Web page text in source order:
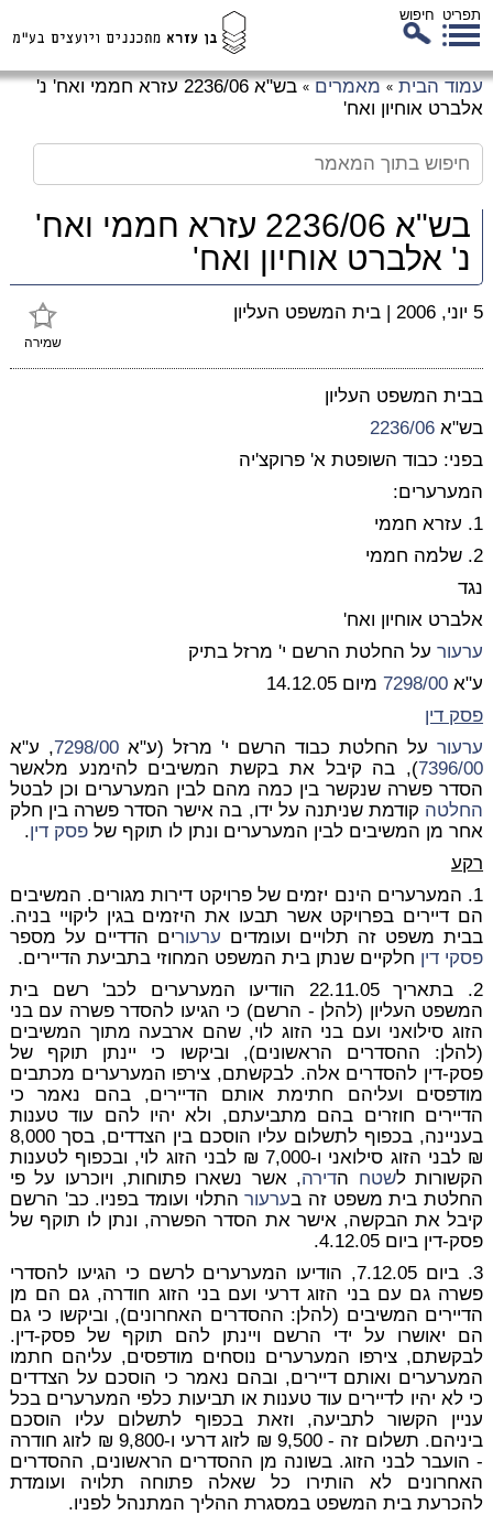
תפריט חיפוש
עמוד הבית » מאמרים »
בש"א 2236/06 עזרא חממי ואח' נ'
אלברט אוחיון ואח'
בש"א 2236/06 עזרא חממי ואח'
נ' אלברט אוחיון ואח'
שמירה
5 יוני, 2006 | בית המשפט העליון
בבית המשפט העליון
בש"א 2236/06
בפני: כבוד השופטת א' פרוקצ'יה
המערערים:
1. עזרא חממי
2. שלמה חממי
נגד
אלברט אוחיון ואח'
ערעורעל החלטת הרשם י' מרזל בתיק
ע"א 7298/00מיום 14.12.05
פסק דין
ערעורעל החלטת כבוד הרשם י' מרזל (ע"א7298/00, ע"א
7396/00), בה קיבל את בקשת המשיבים להימנע מלאשר
הסדר פשרה שנקשר בין כמה מהם לבין המערערים וכן לבטל
החלטה קודמת שניתנה על ידו, בה אישר הסדר פשרה בין חלק
אחר מן המשיבים לבין המערערים ונתן לו תוקף של פסק דין.
רקע
1. המערערים הינם יזמים של פרויקט דירות מגורים. המשיבים
הם דיירים בפרויקט אשר תבעו את היזמים בגין ליקויי בניה.
בבית משפט זה תלויים ועומדים ערעורים הדדיים על מספר
פסקי דין חלקיים שנתן בית המשפט המחוזי בתביעת הדיירים.
2. בתאריך 22.11.05 הודיעו המערערים לכב' רשם בית
המשפט העליון (להלן - הרשם) כי הגיעו להסדר פשרה עם בני
הזוג סילואני ועם בני הזוג לוי, שהם ארבעה מתוך המשיבים
(להלן: ההסדרים הראשונים), וביקשו כי יינתן תוקף של
פסק-דין להסדרים אלה. לבקשתם, צירפו המערערים מכתבים
מודפסים ועליהם חתימת אותם הדיירים, בהם נאמר כי
הדיירים חוזרים בהם מתביעתם, ולא יהיו להם עוד טענות
בעניינה, בכפוף לתשלום עליו הוסכם בין הצדדים, בסך 8,000
₪ לבני הזוג סילואני ו-7,000 ₪ לבני הזוג לוי, ובכפוף לטענות
הקשורות לשטח הדירה, אשר נשארו פתוחות, ויוכרעו על פי
החלטת בית משפט זה בערעורהתלוי ועומד בפניו. כב' הרשם
קיבל את הבקשה, אישר את הסדר הפשרה, ונתן לו תוקף של
פסק-דין ביום 4.12.05.
3. ביום 7.12.05, הודיעו המערערים לרשם כי הגיעו להסדרי
פשרה גם עם בני הזוג דרעי ועם בני הזוג חודרה, גם הם מן
הדיירים המשיבים (להלן: ההסדרים האחרונים), וביקשו כי גם
הם יאושרו על ידי הרשם ויינתן להם תוקף של פסק-דין.
לבקשתם, צירפו המערערים נוסחים מודפסים, עליהם חתמו
המערערים ואותם דיירים, ובהם נאמר כי הוסכם על הצדדים
כי לא יהיו לדיירים עוד טענות או תביעות כלפי המערערים בכל
עניין הקשור לתביעה, וזאת בכפוף לתשלום עליו הוסכם
ביניהם. תשלום זה - 9,500 ₪ לזוג דרעי ו-9,800 ₪ לזוג חודרה
- הועבר לבני הזוג. בשונה מן ההסדרים הראשונים, ההסדרים
האחרונים לא הותירו כל שאלה פתוחה תלויה ועומדת
להכרעת בית המשפט במסגרת ההליך המתנהל לפניו.